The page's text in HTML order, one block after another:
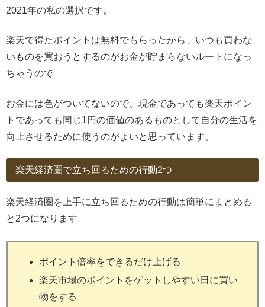
2021年の私の選択です。
楽天で得たポイントは無料でもらったから、いつも買わな
いものを買おうとするのがお金が貯まらないルートになっ
ちゃうので
お金には色がついてないので、現金であっても楽天ポイン
トであっても同じ1円の価値のあるものとして自分の生活を
向上させるために使うのがよいと思っています。
楽天経済圏で立ち回るための行動2つ
楽天経済圏を上手に立ち回るための行動は簡単にまとめる
と2つになります
ポイント倍率をできるだけ上げる
楽天市場のポイントをゲットしやすい日に買い
物をする